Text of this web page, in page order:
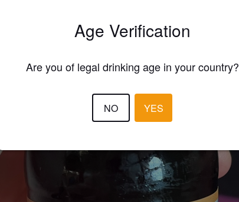
Age Verification
Are you of legal drinking age in your country?
NO YES